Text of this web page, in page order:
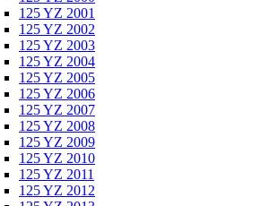
125 YZ 2001
125 YZ 2002
125 YZ 2003
125 YZ 2004
125 YZ 2005
125 YZ 2006
125 YZ 2007
125 YZ 2008
125 YZ 2009
125 YZ 2010
125 YZ 2011
125 YZ 2012